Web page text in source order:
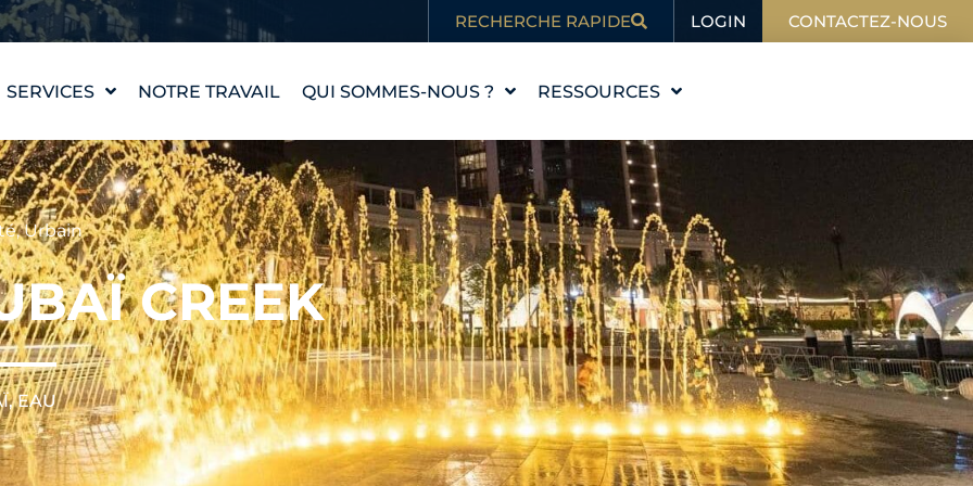
RECHERCHE RAPIDE LOGIN CONTACTEZ-NOUS
SERVICES
CONCEPTION D'UNE
PIÈCE D'EAU
WATERLAB™
ASSISTANCE
TECHNIQUE ET
PRODUITS
NOTRE TRAVAIL QUI SOMMES-NOUS ?
NOTRE HISTOIRE
NOS VALEURS
RENCONTRER
L'ÉQUIPE
CARRIÈRES
RESSOURCES
L'ÉDUCATION
BLOG
DANS L'ACTUALITÉ
,Urbain
CREEK
EAU